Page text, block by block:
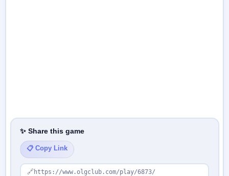
✨ Share this game
📋 Copy Link
🔗 https://www.olgclub.com/play/6873/